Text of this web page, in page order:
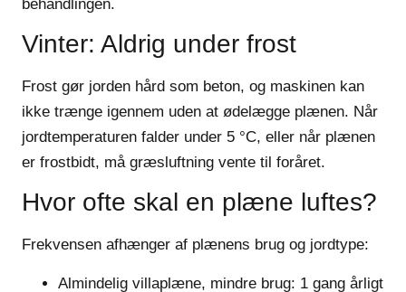
behandlingen.
Vinter: Aldrig under frost
Frost gør jorden hård som beton, og maskinen kan
ikke trænge igennem uden at ødelægge plænen. Når
jordtemperaturen falder under 5 °C, eller når plænen
er frostbidt, må græsluftning vente til foråret.
Hvor ofte skal en plæne luftes?
Frekvensen afhænger af plænens brug og jordtype:
Almindelig villaplæne, mindre brug: 1 gang årligt